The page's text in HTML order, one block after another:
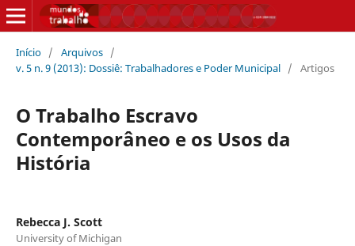
Início / Arquivos /
v. 5 n. 9 (2013): Dossiê: Trabalhadores e Poder Municipal / Artigos
O Trabalho Escravo
Contemporâneo e os Usos da
História
Rebecca J. Scott
University of Michigan